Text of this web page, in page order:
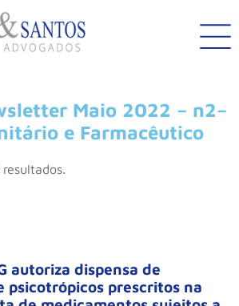
Maio 2022 – n2–
e Farmacêutico
autoriza dispensa de
psicotrópicos prescritos na